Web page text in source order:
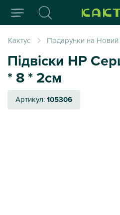
Кактус Подарунки на Новий
Підвіски НР
* 8 * 2см
Артикул:105306